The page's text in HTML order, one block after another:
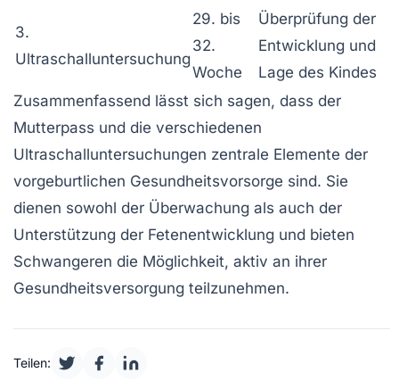
3.
Ultraschalluntersuchung
29. bis
32.
Woche
Überprüfung der
Entwicklung und
Lage des Kindes
Zusammenfassend lässt sich sagen, dass der
Mutterpass und die verschiedenen
Ultraschalluntersuchungen zentrale Elemente der
vorgeburtlichen Gesundheitsvorsorge sind. Sie
dienen sowohl der Überwachung als auch der
Unterstützung der Fetenentwicklung und bieten
Schwangeren die Möglichkeit, aktiv an ihrer
Gesundheitsversorgung teilzunehmen.
Teilen: